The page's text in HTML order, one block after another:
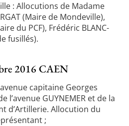
: Allocutions de Madame
(Maire de Mondeville),
du PCF), Frédéric BLANC-
fusillés).
2016 CAEN
capitaine Georges
l’avenue GUYNEMER et de la
d’Artillerie. Allocution du
;